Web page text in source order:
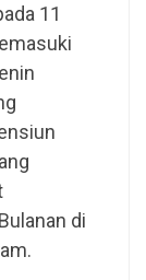
11
di